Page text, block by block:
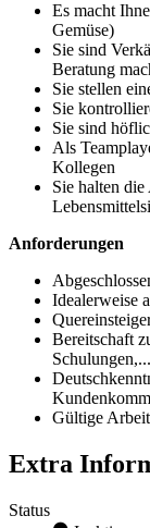
Es macht
Gemüse)
Sie sind
Beratung
Sie stellen
Sie
Sie sind
Als
Kollegen
Sie halten
Anforderungen
Idealerweise
Bereitschaft
Gültige
Extra
Status